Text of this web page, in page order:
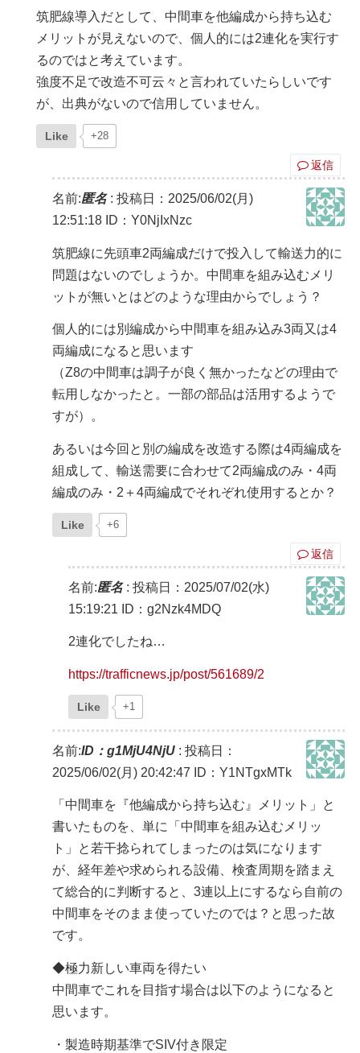
筑肥線導入だとして、中間車を他編成から持ち込む
メリットが見えないので、個人的には2連化を実行す
るのではと考えています。
強度不足で改造不可云々と言われていたらしいです
が、出典がないので信用していません。
Like +28
返信
名前:匿名: 投稿日：2025/06/02(月)
12:51:18 ID：Y0NjIxNzc
筑肥線に先頭車2両編成だけで投入して輸送力的に
問題はないのでしょうか。中間車を組み込むメリ
ットが無いとはどのような理由からでしょう？
個人的には別編成から中間車を組み込み3両又は4
両編成になると思います
（Z8の中間車は調子が良く無かったなどの理由で
転用しなかったと。一部の部品は活用するようで
すが）。
あるいは今回と別の編成を改造する際は4両編成を
組成して、輸送需要に合わせて2両編成のみ・4両
編成のみ・2＋4両編成でそれぞれ使用するとか？
Like +6
返信
名前:匿名: 投稿日：2025/07/02(水)
15:19:21
ID：g2Nzk4MDQ
2連化でしたね…
https://trafficnews.jp/post/561689/2
Like +1
名前:ID：g1MjU4NjU : 投稿日：
2025/06/02(月) 20:42:47
ID：Y1NTgxMTk
「中間車を『他編成から持ち込む』メリット」と
書いたものを、単に「中間車を組み込むメリッ
ト」と若干捻られてしまったのは気になります
が、経年差や求められる設備、検査周期を踏まえ
て総合的に判断すると、3連以上にするなら自前の
中間車をそのまま使っていたのでは？と思った故
です。
◆極力新しい車両を得たい
中間車でこれを目指す場合は以下のようになると
思います。
・製造時期基準でSIV付き限定